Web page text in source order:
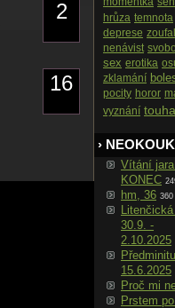
2
16
hrůza temnota
deprese
nenávist
sex erotika
zklamání
pocity horor
vyznání touha
›
Vítání
KONEC
hm, 36 360
30.9. -
2.10.2025
15.6.2025
Proč mi
Prstem